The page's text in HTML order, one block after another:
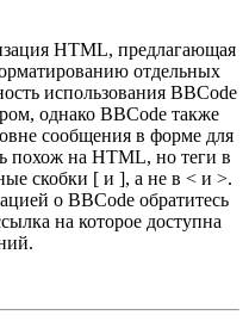
HTML, предлагающая
отдельных
использования BBCode
однако BBCode также
сообщения в форме для
похож на HTML, но теги в
скобки [ и ], а не в < и >.
о BBCode обратитесь
на которое доступна